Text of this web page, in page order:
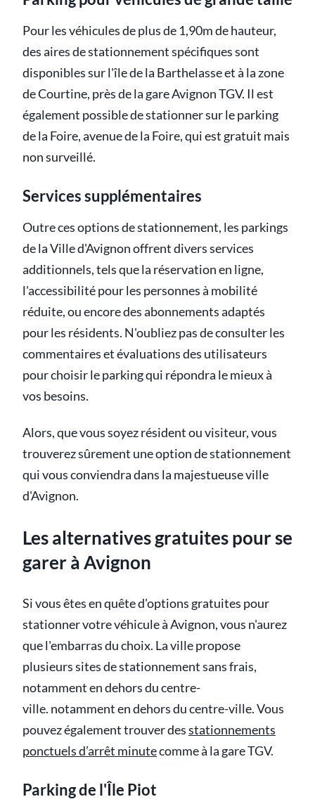
Pour les véhicules de plus de 1,90m de hauteur,
des aires de stationnement spécifiques sont
disponibles sur l'île de la Barthelasse et à la zone
de Courtine, près de la gare Avignon TGV. Il est
également possible de stationner sur le parking
de la Foire, avenue de la Foire, qui est gratuit mais
non surveillé.
Services supplémentaires
Outre ces options de stationnement, les parkings
de la Ville d'Avignon offrent divers services
additionnels, tels que la réservation en ligne,
l'accessibilité pour les personnes à mobilité
réduite, ou encore des abonnements adaptés
pour les résidents. N'oubliez pas de consulter les
commentaires et évaluations des utilisateurs
pour choisir le parking qui répondra le mieux à
vos besoins.
Alors, que vous soyez résident ou visiteur, vous
trouverez sûrement une option de stationnement
qui vous conviendra dans la majestueuse ville
d'Avignon.
Les alternatives gratuites pour se
garer à Avignon
Si vous êtes en quête d'options gratuites pour
stationner votre véhicule à Avignon, vous n'aurez
que l'embarras du choix. La ville propose
plusieurs sites de stationnement sans frais,
notamment en dehors du centre-
ville. notamment en dehors du centre-ville. Vous
pouvez également trouver desstationnements
ponctuels d’arrêt minutecomme à la gare TGV.
Parking de l'Île Piot